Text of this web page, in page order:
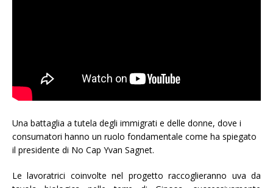
Una battaglia a tutela degli immigrati e delle donne, dove i
consumatori hanno un ruolo fondamentale come ha spiegato
il presidente di No Cap Yvan Sagnet.
Le lavoratrici coinvolte nel progetto raccoglieranno uva da